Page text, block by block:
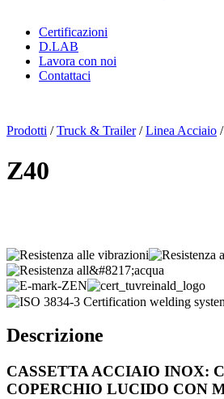
Certificazioni
D.LAB
Lavora con noi
Contattaci
Prodotti /Truck & Trailer/Linea Acciaio /
Z40
Descrizione
CASSETTA ACCIAIO INOX:
COPERCHIO LUCIDO CON